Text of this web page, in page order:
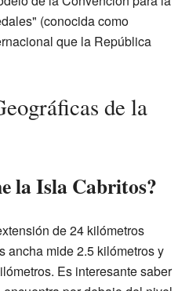
(conocida como
que la República
de la
la Isla Cabritos?
de 24 kilómetros
ancha mide 2.5 kilómetros y
Es interesante saber